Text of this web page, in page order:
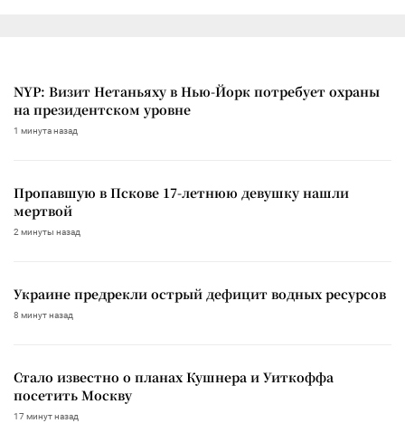
NYP: Визит Нетаньяху в Нью-Йорк потребует охраны
на президентском уровне
1 минута назад
Пропавшую в Пскове 17-летнюю девушку нашли
мертвой
2 минуты назад
Украине предрекли острый дефицит водных ресурсов
8 минут назад
Стало известно о планах Кушнера и Уиткоффа
посетить Москву
17 минут назад